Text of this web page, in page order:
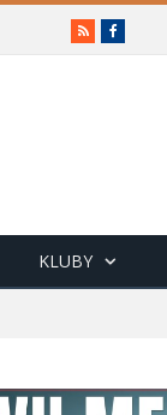
RSSFacebook
KLUBY